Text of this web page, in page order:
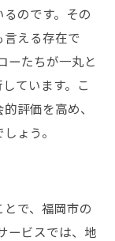
のです。その
える存在で
ーたちが一丸と
ています。こ
評価を高め、
ょう。
で、福岡市の
ービスでは、地